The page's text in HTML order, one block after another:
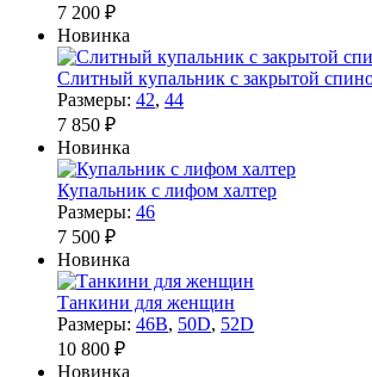
7 200 ₽
Новинка
Слитный купальник с закрытой
Размеры: 42, 44
7 850 ₽
Новинка
Купальник с лифом халтер
Размеры: 46
7 500 ₽
Новинка
Танкини для женщин
Размеры: 46B, 50D, 52D
10 800 ₽
Новинка